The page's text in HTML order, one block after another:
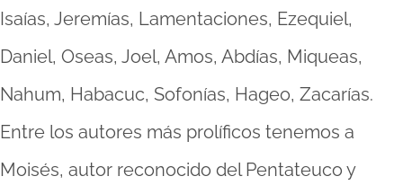
Isaías, Jeremías, Lamentaciones, Ezequiel,
Daniel, Oseas, Joel, Amos, Abdías, Miqueas,
Nahum, Habacuc, Sofonías, Hageo, Zacarías.
Entre los autores más prolíficos tenemos a
Moisés, autor reconocido del Pentateuco y